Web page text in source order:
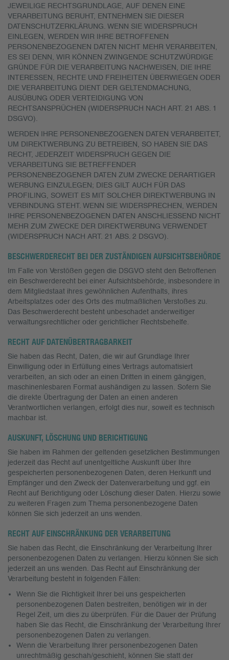
JEWEILIGE RECHTSGRUNDLAGE, AUF DENEN EINE
VERARBEITUNG BERUHT, ENTNEHMEN SIE DIESER
DATENSCHUTZERKLÄRUNG. WENN SIE WIDERSPRUCH
EINLEGEN, WERDEN WIR IHRE BETROFFENEN
PERSONENBEZOGENEN DATEN NICHT MEHR VERARBEITEN,
ES SEI DENN, WIR KÖNNEN ZWINGENDE SCHUTZWÜRDIGE
GRÜNDE FÜR DIE VERARBEITUNG NACHWEISEN, DIE IHRE
INTERESSEN, RECHTE UND FREIHEITEN ÜBERWIEGEN ODER
DIE VERARBEITUNG DIENT DER GELTENDMACHUNG,
AUSÜBUNG ODER VERTEIDIGUNG VON
RECHTSANSPRÜCHEN (WIDERSPRUCH NACH ART. 21 ABS. 1
DSGVO).
WERDEN IHRE PERSONENBEZOGENEN DATEN VERARBEITET,
UM DIREKTWERBUNG ZU BETREIBEN, SO HABEN SIE DAS
RECHT, JEDERZEIT WIDERSPRUCH GEGEN DIE
VERARBEITUNG SIE BETREFFENDER
PERSONENBEZOGENER DATEN ZUM ZWECKE DERARTIGER
WERBUNG EINZULEGEN; DIES GILT AUCH FÜR DAS
PROFILING, SOWEIT ES MIT SOLCHER DIREKTWERBUNG IN
VERBINDUNG STEHT. WENN SIE WIDERSPRECHEN, WERDEN
IHRE PERSONENBEZOGENEN DATEN ANSCHLIESSEND NICHT
MEHR ZUM ZWECKE DER DIREKTWERBUNG VERWENDET
(WIDERSPRUCH NACH ART. 21 ABS. 2 DSGVO).
BESCHWERDE­RECHT BEI DER ZUSTÄNDIGEN AUFSICHTS­BEHÖRDE
Im Falle von Verstößen gegen die DSGVO steht den Betroffenen
ein Beschwerderecht bei einer Aufsichtsbehörde, insbesondere in
dem Mitgliedstaat ihres gewöhnlichen Aufenthalts, ihres
Arbeitsplatzes oder des Orts des mutmaßlichen Verstoßes zu.
Das Beschwerderecht besteht unbeschadet anderweitiger
verwaltungsrechtlicher oder gerichtlicher Rechtsbehelfe.
RECHT AUF DATEN­ÜBERTRAG­BARKEIT
Sie haben das Recht, Daten, die wir auf Grundlage Ihrer
Einwilligung oder in Erfüllung eines Vertrags automatisiert
verarbeiten, an sich oder an einen Dritten in einem gängigen,
maschinenlesbaren Format aushändigen zu lassen. Sofern Sie
die direkte Übertragung der Daten an einen anderen
Verantwortlichen verlangen, erfolgt dies nur, soweit es technisch
machbar ist.
AUSKUNFT, LÖSCHUNG UND BERICHTIGUNG
Sie haben im Rahmen der geltenden gesetzlichen Bestimmungen
jederzeit das Recht auf unentgeltliche Auskunft über Ihre
gespeicherten personenbezogenen Daten, deren Herkunft und
Empfänger und den Zweck der Datenverarbeitung und ggf. ein
Recht auf Berichtigung oder Löschung dieser Daten. Hierzu sowie
zu weiteren Fragen zum Thema personenbezogene Daten
können Sie sich jederzeit an uns wenden.
RECHT AUF EINSCHRÄNKUNG DER VERARBEITUNG
Sie haben das Recht, die Einschränkung der Verarbeitung Ihrer
personenbezogenen Daten zu verlangen. Hierzu können Sie sich
jederzeit an uns wenden. Das Recht auf Einschränkung der
Verarbeitung besteht in folgenden Fällen:
Wenn Sie die Richtigkeit Ihrer bei uns gespeicherten
personenbezogenen Daten bestreiten, benötigen wir in der
Regel Zeit, um dies zu überprüfen. Für die Dauer der Prüfung
haben Sie das Recht, die Einschränkung der Verarbeitung Ihrer
personenbezogenen Daten zu verlangen.
Wenn die Verarbeitung Ihrer personenbezogenen Daten
unrechtmäßig geschah/geschieht, können Sie statt der